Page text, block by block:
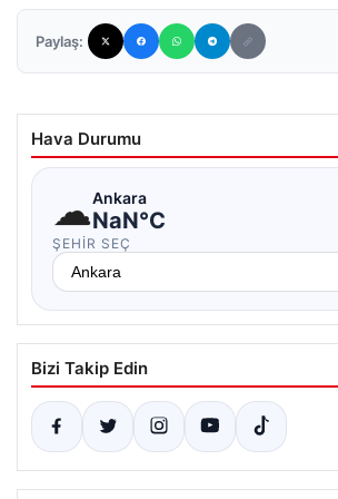
Paylaş:
Hava Durumu
☁Ankara
NaN°C
ŞEHIR SEÇ
Bizi Takip Edin